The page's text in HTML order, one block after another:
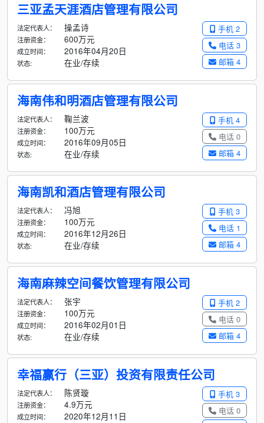
三亚孟天涯酒店管理有限公司
手机 2
电话 3
邮箱 4
法定代表人： 操孟诗
注册资金： 600万元
成立时间： 2016年04月20日
状态: 在业/存续
海南伟和明酒店管理有限公司
手机 4
电话 0
邮箱 4
法定代表人： 鞠兰波
注册资金： 100万元
成立时间： 2016年09月05日
状态: 在业/存续
海南凯和酒店管理有限公司
手机 3
电话 1
邮箱 4
法定代表人： 冯旭
注册资金： 100万元
成立时间： 2016年12月26日
状态: 在业/存续
海南麻辣空间餐饮管理有限公司
手机 2
电话 0
邮箱 4
法定代表人： 张宇
注册资金： 100万元
成立时间： 2016年02月01日
状态: 在业/存续
幸福赢行（三亚）投资有限责任公司
手机 3
电话 0
法定代表人： 陈贤璇
注册资金： 4.9万元
成立时间： 2020年12月11日